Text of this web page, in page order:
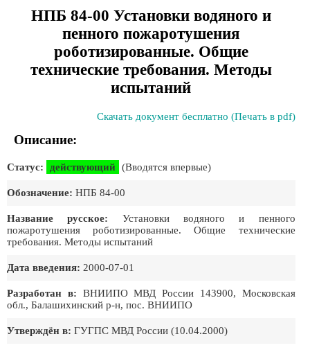
НПБ 84-00 Установки водяного и
пенного пожаротушения
роботизированные. Общие
технические требования. Методы
испытаний
Скачать документ бесплатно (Печать в pdf)
Описание:
Статус: действующий (Вводятся впервые)
Обозначение: НПБ 84-00
Название русское: Установки водяного и пенного
пожаротушения роботизированные. Общие технические
требования. Методы испытаний
Дата введения: 2000-07-01
Разработан в: ВНИИПО МВД России 143900, Московская
обл., Балашихинский р-н, пос. ВНИИПО
Утверждён в: ГУГПС МВД России (10.04.2000)